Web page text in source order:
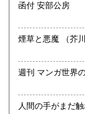
函付 安部公房
煙草と悪
週刊 マンガ世界